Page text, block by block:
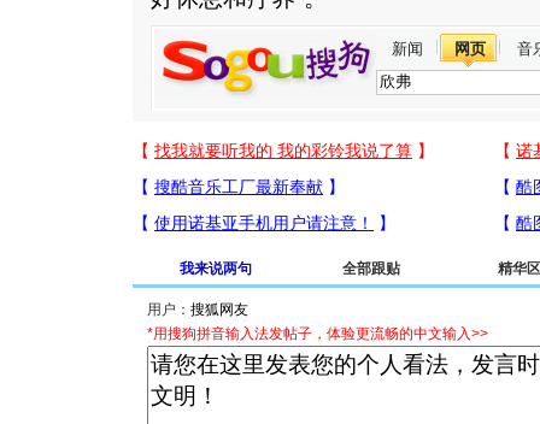
新闻 网页 音
我来说两句 全部跟贴 精华区
用户：
*用搜狗拼音输入法发帖子，体验更流畅的中文输入>>